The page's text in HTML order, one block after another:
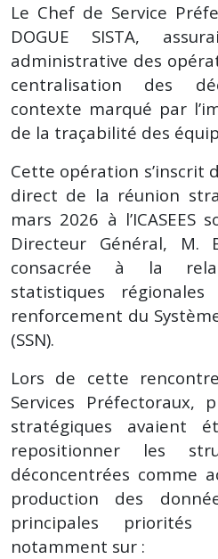
Le Chef de Service
DOGUE SISTA,
administrative des
centralisation des
contexte marqué par
de la traçabilité des
Cette opération s’inscrit
direct de la réunion
mars 2026 à l’ICASEES
Directeur Général, M.
consacrée à la
statistiques
renforcement du
(SSN).
Lors de cette
Services Préfectoraux,
stratégiques avaient
repositionner les
déconcentrées comme
production des
principales priorités
notamment sur :